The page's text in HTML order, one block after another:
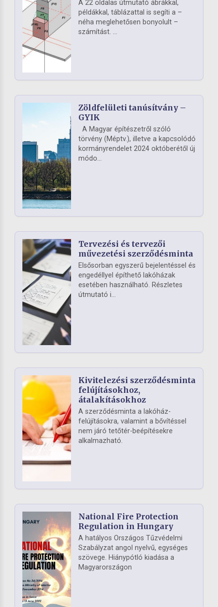
A 22 oldalas útmutató ábrákkal,
példákkal, táblázattal is segíti a –
néha meglehetősen bonyolult –
számítást. ...
Zöldfelületi tanúsítvány –
GYIK
A Magyar építészetről szóló
törvény (Méptv.), illetve a kapcsolódó
kormányrendelet 2024 októberétől új
módo...
Tervezési és tervezői
művezetési szerződésminta
Elsősorban egyszerű bejelentéssel és
engedéllyel építhető lakóházak
esetében használható. Részletes
útmutató i...
Kivitelezési szerződésminta
felújításokhoz,
átalakításokhoz
A szerződésminta a lakóház-
felújításokra, valamint a bővítéssel
nem járó tetőtér-beépítésekre
alkalmazható.
National Fire Protection
Regulation in Hungary
A hatályos Országos Tűzvédelmi
Szabályzat angol nyelvű, egységes
szövege. Hiánypótló kiadása a
Magyarországon